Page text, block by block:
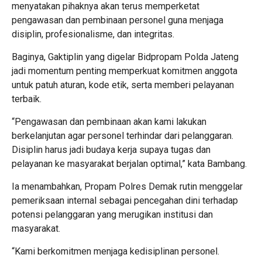
menyatakan pihaknya akan terus memperketat
pengawasan dan pembinaan personel guna menjaga
disiplin, profesionalisme, dan integritas.
Baginya, Gaktiplin yang digelar Bidpropam Polda Jateng
jadi momentum penting memperkuat komitmen anggota
untuk patuh aturan, kode etik, serta memberi pelayanan
terbaik.
“Pengawasan dan pembinaan akan kami lakukan
berkelanjutan agar personel terhindar dari pelanggaran.
Disiplin harus jadi budaya kerja supaya tugas dan
pelayanan ke masyarakat berjalan optimal,” kata Bambang.
Ia menambahkan, Propam Polres Demak rutin menggelar
pemeriksaan internal sebagai pencegahan dini terhadap
potensi pelanggaran yang merugikan institusi dan
masyarakat.
“Kami berkomitmen menjaga kedisiplinan personel.